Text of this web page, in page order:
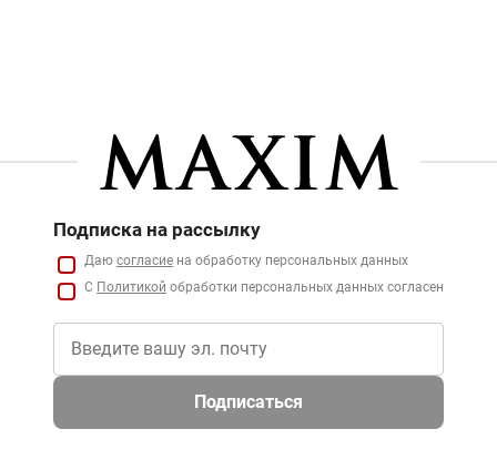
Подписка на рассылку
Даю согласие на обработку персональных данных
С Политикой обработки персональных данных согласен
Подписаться